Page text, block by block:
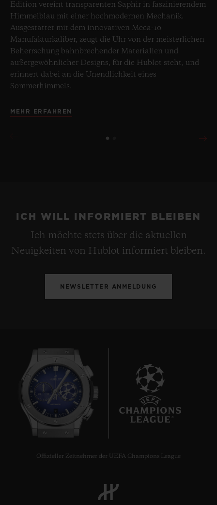
Edition vereint transparenten Saphir in faszinierendem
Himmelblau mit einer hochmodernen Mechanik.
Ausgestattet mit dem innovativen Meca-10
Manufakturkaliber, zeugt die Uhr von der meisterlichen
Beherrschung bahnbrechender Materialien und
außergewöhnlicher Designs, für die Hublot steht, und
erinnert dabei an die Unendlichkeit eines
Sommerhimmels.
MEHR ERFAHREN
ICH WILL INFORMIERT BLEIBEN
Ich möchte stets über die aktuellen
Neuigkeiten von Hublot informiert bleiben.
NEWSLETTER ANMELDUNG
Offizieller Zeitnehmer der UEFA Champions League